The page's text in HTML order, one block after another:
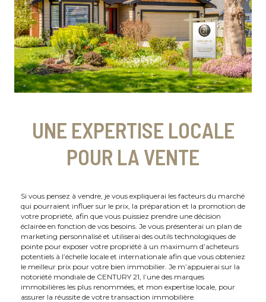
UNE EXPERTISE LOCALE
POUR LA VENTE
Si vous pensez à vendre, je vous expliquerai les facteurs du marché
qui pourraient influer sur le prix, la préparation et la promotion de
votre propriété, afin que vous puissiez prendre une décision
éclairée en fonction de vos besoins. Je vous présenterai un plan de
marketing personnalisé et utiliserai des outils technologiques de
pointe pour exposer votre propriété à un maximum d’acheteurs
potentiels à l’échelle locale et internationale afin que vous obteniez
le meilleur prix pour votre bien immobilier. Je m’appuierai sur la
notoriété mondiale de CENTURY 21, l’une des marques
immobilières les plus renommées, et mon expertise locale, pour
assurer la réussite de votre transaction immobilière.